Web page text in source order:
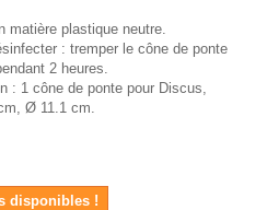
matière plastique neutre.
: tremper le cône de ponte
2 heures.
: 1 cône de ponte pour Discus,
Ø 11.1 cm.
disponibles !